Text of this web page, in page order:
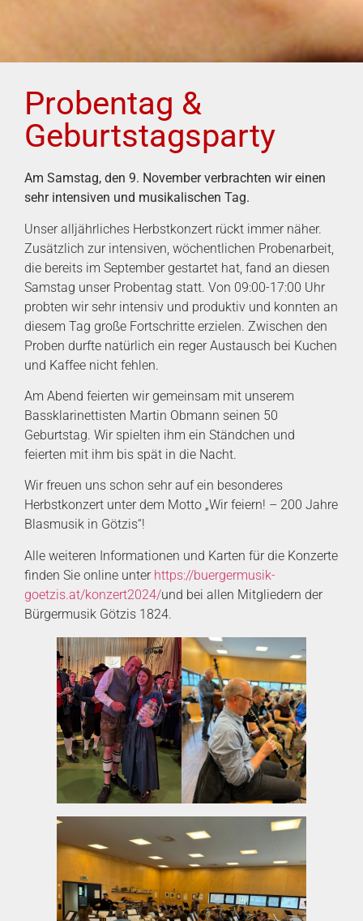
Probentag &
Geburtstagsparty
Am Samstag, den 9. November verbrachten wir einen
sehr intensiven und musikalischen Tag.
Unser alljährliches Herbstkonzert rückt immer näher.
Zusätzlich zur intensiven, wöchentlichen Probenarbeit,
die bereits im September gestartet hat, fand an diesen
Samstag unser Probentag statt. Von 09:00-17:00 Uhr
probten wir sehr intensiv und produktiv und konnten an
diesem Tag große Fortschritte erzielen. Zwischen den
Proben durfte natürlich ein reger Austausch bei Kuchen
und Kaffee nicht fehlen.
Am Abend feierten wir gemeinsam mit unserem
Bassklarinettisten Martin Obmann seinen 50
Geburtstag. Wir spielten ihm ein Ständchen und
feierten mit ihm bis spät in die Nacht.
Wir freuen uns schon sehr auf ein besonderes
Herbstkonzert unter dem Motto „Wir feiern! – 200 Jahre
Blasmusik in Götzis“!
Alle weiteren Informationen und Karten für die Konzerte
finden Sie online unter https://buergermusik-
goetzis.at/konzert2024/und bei allen Mitgliedern der
Bürgermusik Götzis 1824.